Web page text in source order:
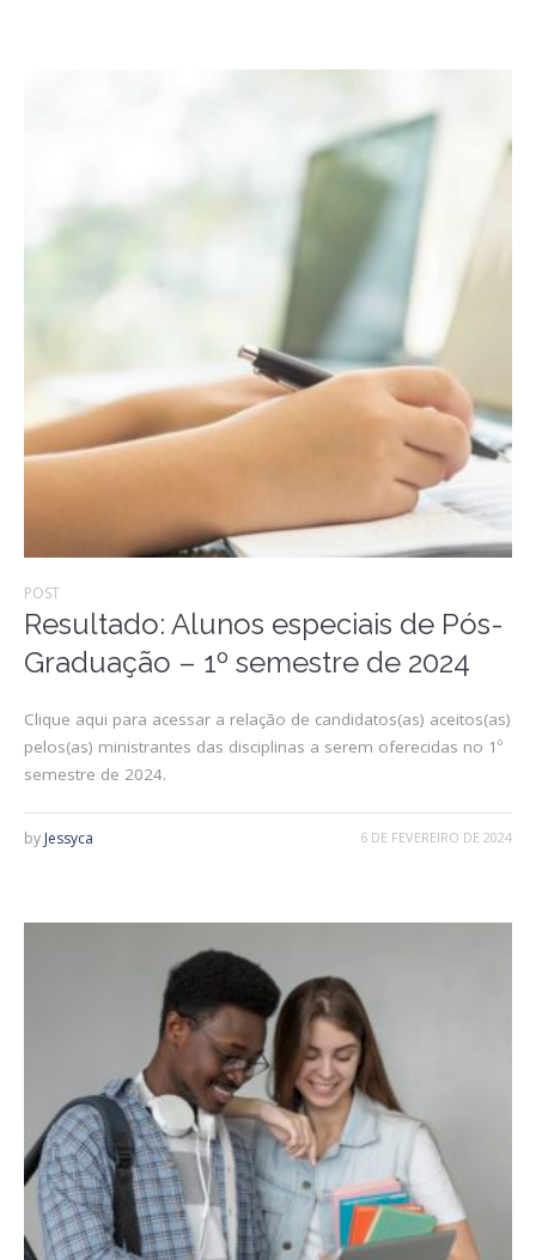
POST
Resultado: Alunos especiais de Pós-
Graduação – 1º semestre de 2024
Clique aqui para acessar a relação de candidatos(as) aceitos(as)
pelos(as) ministrantes das disciplinas a serem oferecidas no 1º
semestre de 2024.
6 DE FEVEREIRO DE 2024
by Jessyca